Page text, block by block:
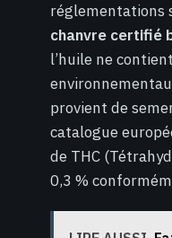
réglementations
chanvre certifié
l’huile ne
provient de
catalogue
de THC
0,3 %